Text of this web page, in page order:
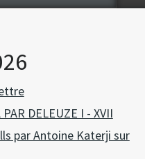
DELEUZE I - XVII
par Antoine Katerji sur